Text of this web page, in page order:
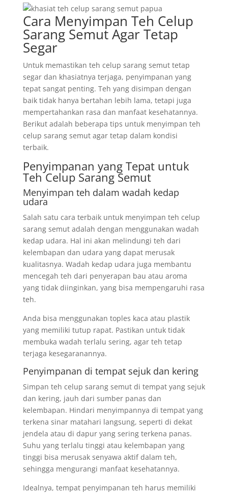
Cara Menyimpan Teh Celup
Sarang Semut Agar Tetap
Segar
Untuk memastikan teh celup sarang semut tetap
segar dan khasiatnya terjaga, penyimpanan yang
tepat sangat penting. Teh yang disimpan dengan
baik tidak hanya bertahan lebih lama, tetapi juga
mempertahankan rasa dan manfaat kesehatannya.
Berikut adalah beberapa tips untuk menyimpan teh
celup sarang semut agar tetap dalam kondisi
terbaik.
Penyimpanan yang Tepat untuk
Teh Celup Sarang Semut
Menyimpan teh dalam wadah kedap
udara
Salah satu cara terbaik untuk menyimpan teh celup
sarang semut adalah dengan menggunakan wadah
kedap udara. Hal ini akan melindungi teh dari
kelembapan dan udara yang dapat merusak
kualitasnya. Wadah kedap udara juga membantu
mencegah teh dari penyerapan bau atau aroma
yang tidak diinginkan, yang bisa mempengaruhi rasa
teh.
Anda bisa menggunakan toples kaca atau plastik
yang memiliki tutup rapat. Pastikan untuk tidak
membuka wadah terlalu sering, agar teh tetap
terjaga kesegaranannya.
Penyimpanan di tempat sejuk dan kering
Simpan teh celup sarang semut di tempat yang sejuk
dan kering, jauh dari sumber panas dan
kelembapan. Hindari menyimpannya di tempat yang
terkena sinar matahari langsung, seperti di dekat
jendela atau di dapur yang sering terkena panas.
Suhu yang terlalu tinggi atau kelembapan yang
tinggi bisa merusak senyawa aktif dalam teh,
sehingga mengurangi manfaat kesehatannya.
Idealnya, tempat penyimpanan teh harus memiliki